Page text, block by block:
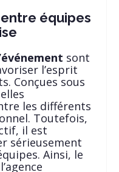
équipes
sont
l’esprit
Conçues sous
les différents
Toutefois,
il est
sérieusement
Ainsi, le